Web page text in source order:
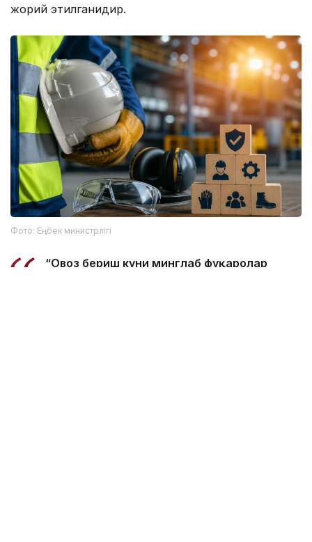
жорий этилганидир.
Фото: Еңбек министрлігі
“Овоз бериш куни минглаб фуқаролар